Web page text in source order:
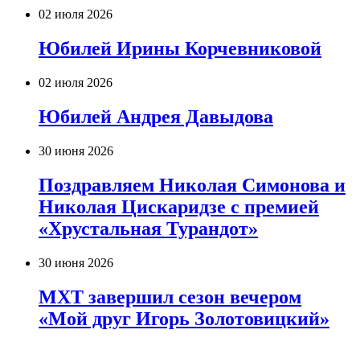
02 июля 2026
Юбилей Ирины Корчевниковой
02 июля 2026
Юбилей Андрея Давыдова
30 июня 2026
Поздравляем Николая Симонова и
Николая Цискаридзе с премией
«Хрустальная Турандот»
30 июня 2026
МХТ завершил сезон вечером
«Мой друг Игорь Золотовицкий»